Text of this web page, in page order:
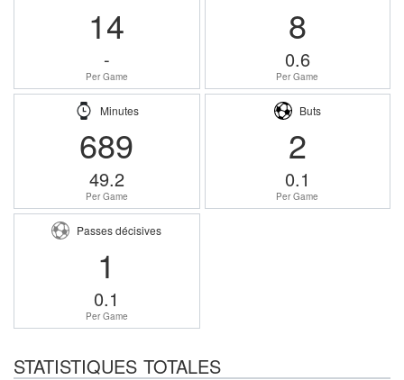
14
-
Per Game
8
0.6
Per Game
Minutes
689
49.2
Per Game
Buts
2
0.1
Per Game
Passes décisives
1
0.1
Per Game
STATISTIQUES TOTALES